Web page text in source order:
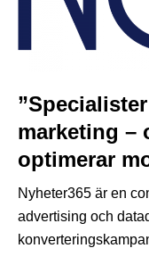
marketing –
optimerar
Nyheter365 är en
advertising och